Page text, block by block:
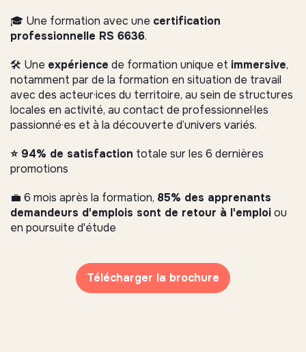
🎓 Une formation avec une certification
professionnelle RS 6636.
🛠️ Une expérience de formation unique et immersive,
notamment par de la formation en situation de travail
avec des acteur·ices du territoire, au sein de structures
locales en activité, au contact de professionnel·les
passionné·es et à la découverte d’univers variés.
⭐️ 94% de satisfaction totale sur les 6 dernières
promotions
💼 6 mois après la formation, 85% des apprenants
demandeurs d'emplois sont de retour à l'emploiou
en poursuite d'étude
Télécharger la brochure